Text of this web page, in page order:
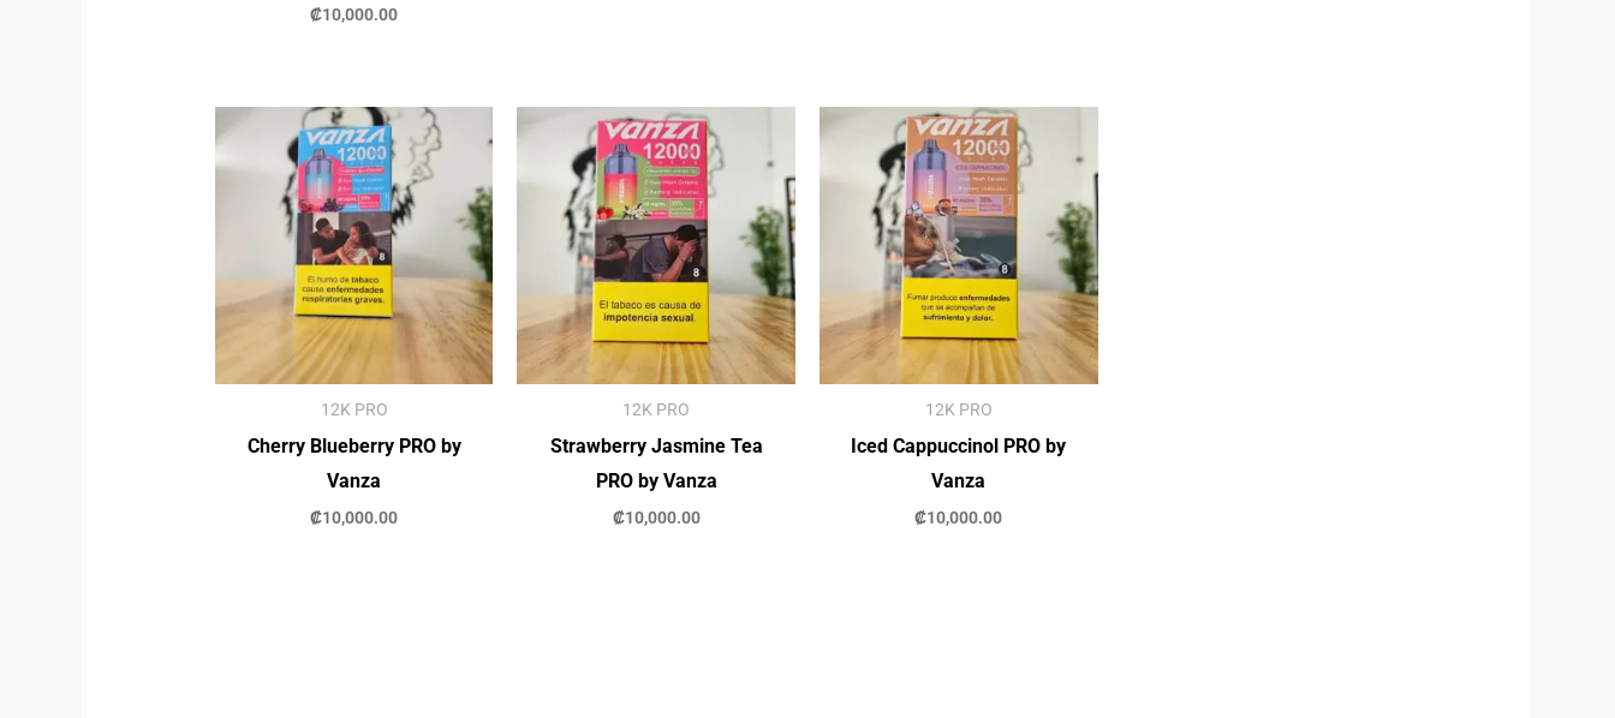
₡10,000.00
12K PRO
Cherry Blueberry PRO by
Vanza
₡10,000.00
12K PRO
Strawberry Jasmine Tea
PRO by Vanza
₡10,000.00
12K PRO
Iced Cappuccinol PRO by
Vanza
₡10,000.00